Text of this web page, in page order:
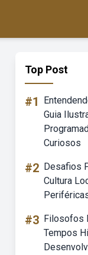
Top Post
#1
Guia
Curiosos
#2 Desafios
Cultura
#3 Filosofos
Tempos